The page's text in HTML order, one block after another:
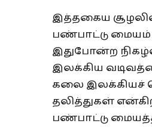
இத்தகைய
பண்பாட்டு மையம்
இதுபோன்ற
இலக்கிய
கலை இலக்கியச்
தலித்துகள்
பண்பாட்டு